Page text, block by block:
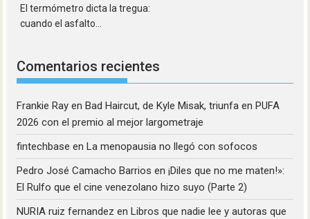
El termómetro dicta la tregua:
cuando el asfalto...
Comentarios recientes
Frankie Ray en Bad Haircut, de Kyle Misak, triunfa en PUFA
2026 con el premio al mejor largometraje
fintechbase en La menopausia no llegó con sofocos
Pedro José Camacho Barrios en¡Diles que no me maten!»:
El Rulfo que el cine venezolano hizo suyo (Parte 2)
NURIA ruiz fernandez en Libros que nadie lee y autoras que